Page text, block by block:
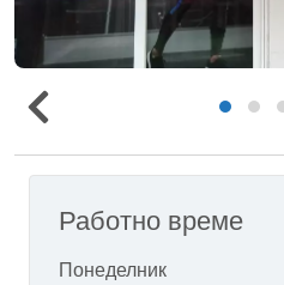
Работно време
Понеделник